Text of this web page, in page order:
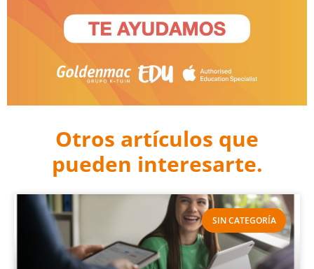
Otros artículos que
pueden interesarte.
SIN CATEGORÍA